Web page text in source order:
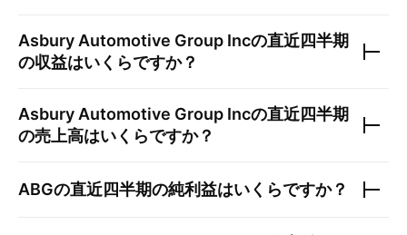
Asbury Automotive Group Incの直近四半期
の収益はいくらですか？
Asbury Automotive Group Incの直近四半期
の売上高はいくらですか？
ABGの直近四半期の純利益はいくらですか？